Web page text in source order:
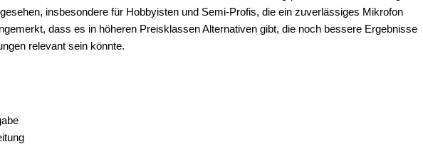
insbesondere für Hobbyisten und Semi-Profis, die ein zuverlässiges Mikrofon
dass es in höheren Preisklassen Alternativen gibt, die noch bessere Ergebnisse
relevant sein könnte.